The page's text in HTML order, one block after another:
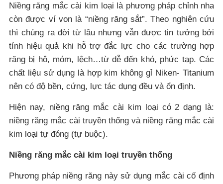
Niềng răng mắc cài kim loại là phương pháp chỉnh nha
còn được ví von là “niềng răng sắt”. Theo nghiên cứu
thì chúng ra đời từ lâu nhưng vẫn được tin tưởng bởi
tính hiệu quả khi hỗ trợ đắc lực cho các trường hợp
răng bị hô, móm, lệch…từ dễ đến khó, phức tạp. Các
chất liệu sử dụng là hợp kim không gỉ Niken- Titanium
nên có độ bền, cứng, lực tác dụng đều và ổn định.
Hiện nay, niềng răng mắc cài kim loại có 2 dạng là:
niềng răng mắc cài truyền thống và niềng răng mắc cài
kim loại tự đóng (tự buộc).
Niềng răng mắc cài kim loại truyền thống
Phương pháp niềng răng này sử dụng mắc cài cố định